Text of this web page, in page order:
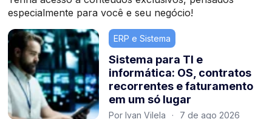
especialmente para você e seu negócio!
ERP e Sistema
Sistema para TI e
informática: OS, contratos
recorrentes e faturamento
em um só lugar
Por Ivan Vilela · 7 de ago 2026